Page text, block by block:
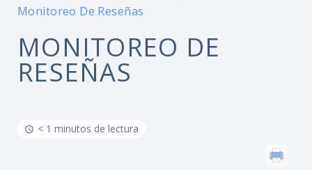
Monitoreo De Reseñas
MONITOREO DE
RESEÑAS
< 1 minutos de lectura